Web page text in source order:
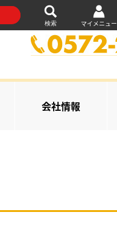
検索 マイメニュー
会社情報